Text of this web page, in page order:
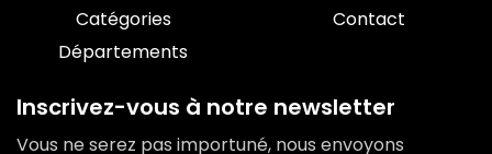
Catégories
Départements
Contact
Inscrivez-vous à notre newsletter
Vous ne serez pas importuné, nous envoyons